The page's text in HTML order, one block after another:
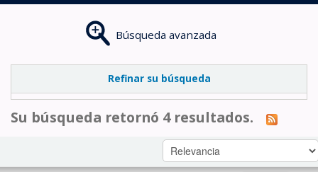
Búsqueda avanzada
Refinar su búsqueda
Su búsqueda retornó 4 resultados.